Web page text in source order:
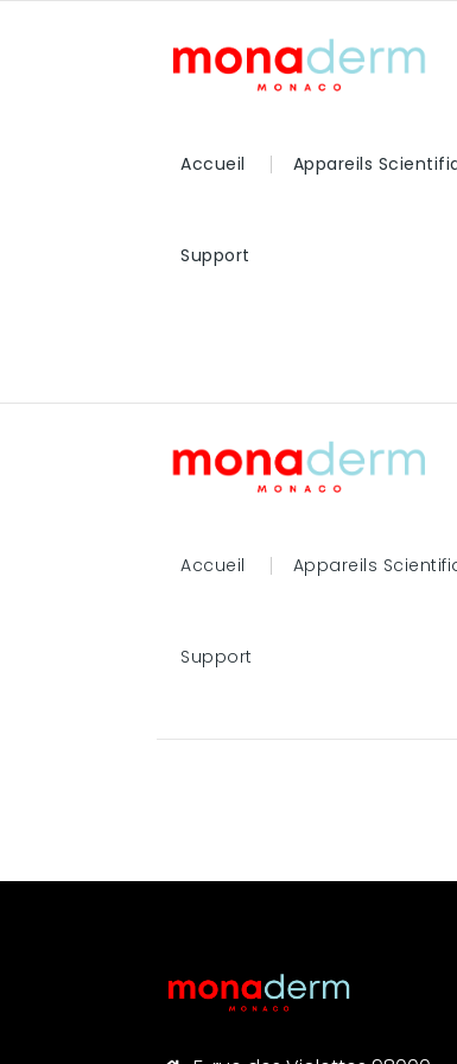
Accueil Appareils
Support
Accueil Appareils
Support